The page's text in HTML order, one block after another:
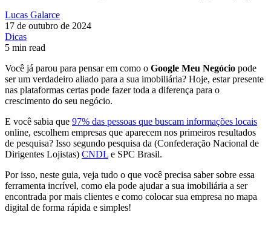
Lucas Galarce
17 de outubro de 2024
Dicas
5 min read
Você já parou para pensar em como o Google Meu Negócio pode
ser um verdadeiro aliado para a sua imobiliária? Hoje, estar presente
nas plataformas certas pode fazer toda a diferença para o
crescimento do seu negócio.
E você sabia que 97% das pessoas que buscam informações locais
online, escolhem empresas que aparecem nos primeiros resultados
de pesquisa? Isso segundo pesquisa da (Confederação Nacional de
Dirigentes Lojistas) CNDL e SPC Brasil.
Por isso, neste guia, veja tudo o que você precisa saber sobre essa
ferramenta incrível, como ela pode ajudar a sua imobiliária a ser
encontrada por mais clientes e como colocar sua empresa no mapa
digital de forma rápida e simples!